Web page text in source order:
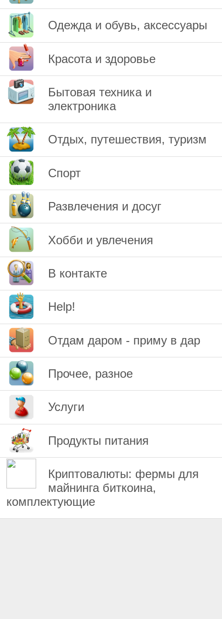
Одежда и обувь, аксессуары
Красота и здоровье
Бытовая техника и
электроника
Отдых, путешествия, туризм
Спорт
Развлечения и досуг
Хобби и увлечения
В контакте
Help!
Отдам даром - приму в дар
Прочее, разное
Услуги
Продукты питания
Криптовалюты: фермы для
майнинга биткоина,
комплектующие